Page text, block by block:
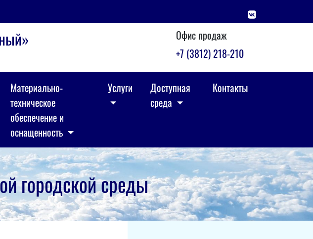
Офис продаж
+7 (3812) 218-210
Материально-
техническое
обеспечение и
оснащенность
Услуги
Доступная
среда
Контакты
городской среды